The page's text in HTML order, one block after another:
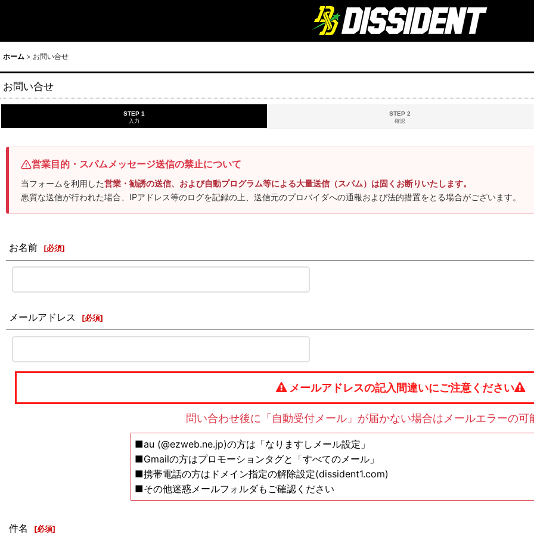
ホーム > お問い合せ
お問い合せ
STEP 1
入力
STEP 2
確認
営業目的・スパムメッセージ送信の禁止について
当フォームを利用した営業・勧誘の送信、および自動プログラム等による大量送信（スパム）は固くお断りいたします。
悪質な送信が行われた場合、IPアドレス等のログを記録の上、送信元のプロバイダへの通報および法的措置をとる場合がございます。
お名前 [必須]
メールアドレス [必須]
メールアドレスの記入間違いにご注意ください
問い合わせ後に「自動受付メール」が届かない場合はメールエラーの可
■au (@ezweb.ne.jp)の方は「なりますしメール設定」
■Gmailの方はプロモーションタグと「すべてのメール」
■携帯電話の方はドメイン指定の解除設定(dissident1.com)
■その他迷惑メールフォルダもご確認ください
件名 [必須]